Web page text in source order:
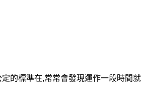
的標準在,常常會發現運作一段時間就